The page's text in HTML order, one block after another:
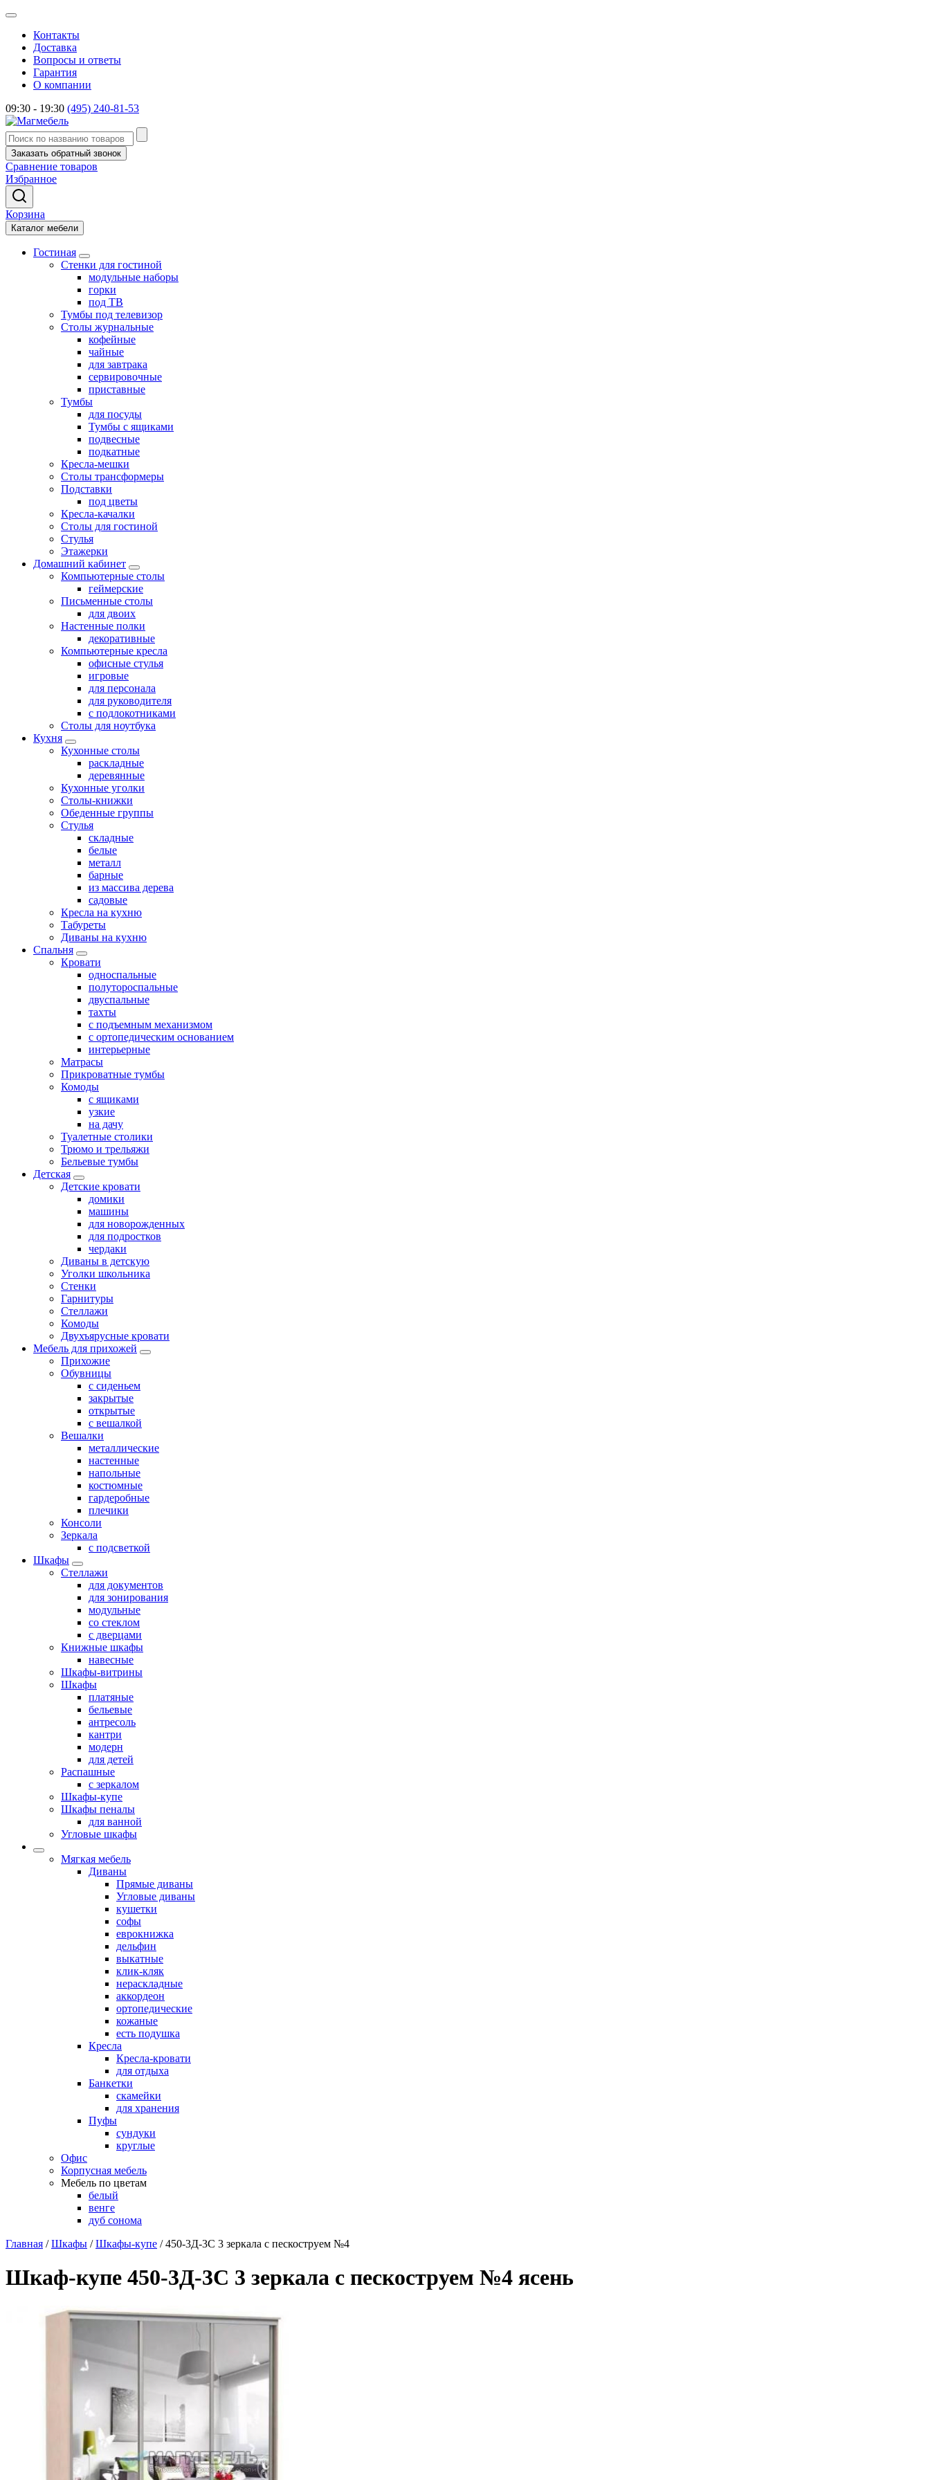
Контакты
Доставка
Вопросы и ответы
Гарантия
О компании
09:30 - 19:30 (495) 240-81-53
Заказать обратный звонок
Сравнение товаров
Избранное
Корзина
Каталог мебели
Гостиная
Стенки для гостиной
модульные наборы
горки
под ТВ
Тумбы под телевизор
Столы журнальные
кофейные
чайные
для завтрака
сервировочные
приставные
Тумбы
для посуды
Тумбы с ящиками
подвесные
подкатные
Кресла-мешки
Столы трансформеры
Подставки
под цветы
Кресла-качалки
Столы для гостиной
Стулья
Этажерки
Домашний кабинет
Компьютерные столы
геймерские
Письменные столы
для двоих
Настенные полки
декоративные
Компьютерные кресла
офисные стулья
игровые
для персонала
для руководителя
с подлокотниками
Столы для ноутбука
Кухня
Кухонные столы
раскладные
деревянные
Кухонные уголки
Столы-книжки
Обеденные группы
Стулья
складные
белые
металл
барные
из массива дерева
садовые
Кресла на кухню
Табуреты
Диваны на кухню
Спальня
Кровати
односпальные
полутороспальные
двуспальные
тахты
с подъемным механизмом
с ортопедическим основанием
интерьерные
Матрасы
Прикроватные тумбы
Комоды
с ящиками
узкие
на дачу
Туалетные столики
Трюмо и трельяжи
Бельевые тумбы
Детская
Детские кровати
домики
машины
для новорожденных
для подростков
чердаки
Диваны в детскую
Уголки школьника
Стенки
Гарнитуры
Стеллажи
Комоды
Двухъярусные кровати
Мебель для прихожей
Прихожие
Обувницы
с сиденьем
закрытые
открытые
с вешалкой
Вешалки
металлические
настенные
напольные
костюмные
гардеробные
плечики
Консоли
Зеркала
с подсветкой
Шкафы
Стеллажи
для документов
для зонирования
модульные
со стеклом
с дверцами
Книжные шкафы
навесные
Шкафы-витрины
Шкафы
платяные
бельевые
антресоль
кантри
модерн
для детей
Распашные
с зеркалом
Шкафы-купе
Шкафы пеналы
для ванной
Угловые шкафы
Мягкая мебель
Диваны
Прямые диваны
Угловые диваны
кушетки
софы
еврокнижка
дельфин
выкатные
клик-кляк
нераскладные
аккордеон
ортопедические
кожаные
есть подушка
Кресла
Кресла-кровати
для отдыха
Банкетки
скамейки
для хранения
Пуфы
сундуки
круглые
Офис
Корпусная мебель
Мебель по цветам
белый
венге
дуб сонома
Главная / Шкафы / Шкафы-купе / 450-3Д-3С 3 зеркала с пескоструем №4
Шкаф-купе 450-3Д-3С 3 зеркала с пескоструем №4 ясень